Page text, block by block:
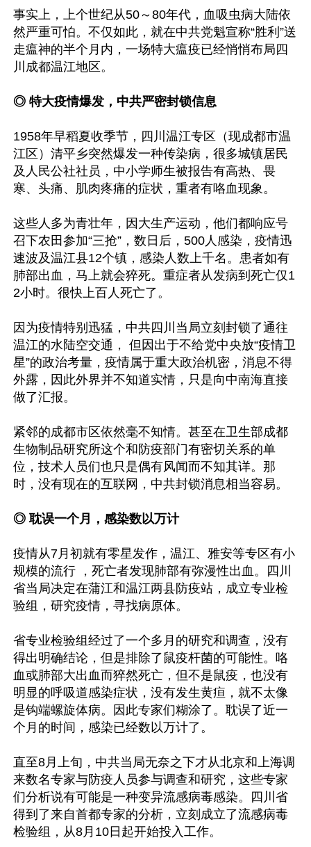
事实上，上个世纪从50～80年代，血吸虫病大陆依
然严重可怕。不仅如此，就在中共党魁宣称“胜利”送
走瘟神的半个月内，一场特大瘟疫已经悄悄布局四
川成都温江地区。
◎ 特大疫情爆发，中共严密封锁信息
1958年早稻夏收季节，四川温江专区（现成都市温
江区）清平乡突然爆发一种传染病，很多城镇居民
及人民公社社员，中小学师生被报告有高热、畏
寒、头痛、肌肉疼痛的症状，重者有咯血现象。
这些人多为青壮年，因大生产运动，他们都响应号
召下农田参加“三抢”，数日后，500人感染，疫情迅
速波及温江县12个镇，感染人数上千名。患者如有
肺部出血，马上就会猝死。重症者从发病到死亡仅1
2小时。很快上百人死亡了。
因为疫情特别迅猛，中共四川当局立刻封锁了通往
温江的水陆空交通， 但因出于不给党中央放“疫情卫
星”的政治考量，疫情属于重大政治机密，消息不得
外露，因此外界并不知道实情，只是向中南海直接
做了汇报。
紧邻的成都市区依然毫不知情。甚至在卫生部成都
生物制品研究所这个和防疫部门有密切关系的单
位，技术人员们也只是偶有风闻而不知其详。那
时，没有现在的互联网，中共封锁消息相当容易。
◎ 耽误一个月，感染数以万计
疫情从7月初就有零星发作，温江、雅安等专区有小
规模的流行 ，死亡者发现肺部有弥漫性出血。四川
省当局决定在蒲江和温江两县防疫站，成立专业检
验组，研究疫情，寻找病原体。
省专业检验组经过了一个多月的研究和调查，没有
得出明确结论，但是排除了鼠疫杆菌的可能性。咯
血或肺部大出血而猝然死亡，但不是鼠疫，也没有
明显的呼吸道感染症状，没有发生黄疸，就不太像
是钩端螺旋体病。因此专家们糊涂了。耽误了近一
个月的时间，感染已经数以万计了。
直至8月上旬，中共当局无奈之下才从北京和上海调
来数名专家与防疫人员参与调查和研究，这些专家
们分析说有可能是一种变异流感病毒感染。四川省
得到了来自首都专家的分析，立刻成立了流感病毒
检验组，从8月10日起开始投入工作。